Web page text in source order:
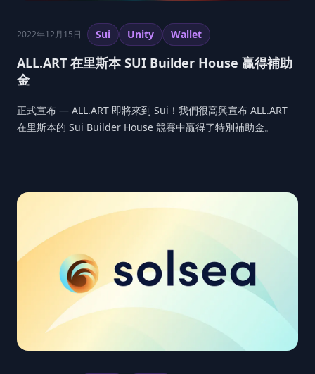
2022年12月15日 Sui Unity Wallet
ALL.ART 在里斯本 SUI Builder House 贏得補助
金
正式宣布 — ALL.ART 即將來到 Sui！我們很高興宣布 ALL.ART
在里斯本的 Sui Builder House 競賽中贏得了特別補助金。